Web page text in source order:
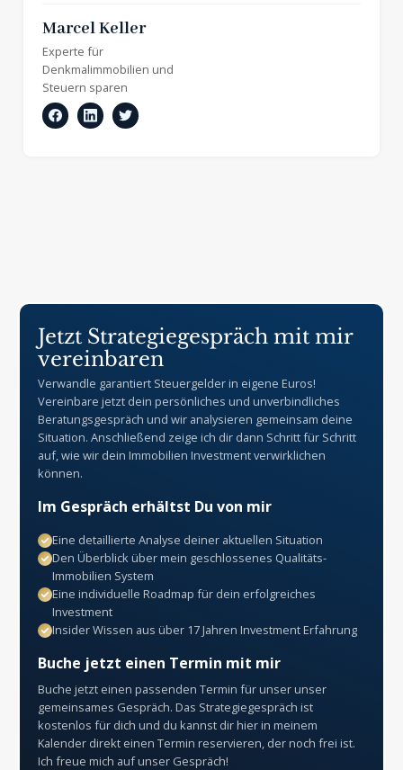
Marcel Keller
Experte für
Denkmalimmobilien und
Steuern sparen
Jetzt Strategiegespräch mit mir
vereinbaren
Verwandle garantiert Steuergelder in eigene Euros!
Vereinbare jetzt dein persönliches und unverbindliches
Beratungsgespräch und wir analysieren gemeinsam deine
Situation. Anschließend zeige ich dir dann Schritt für Schritt
auf, wie wir dein Immobilien Investment verwirklichen
können.
Im Gespräch erhältst Du von mir
Eine detaillierte Analyse deiner aktuellen Situation
Den Überblick über mein geschlossenes Qualitäts-
Immobilien System
Eine individuelle Roadmap für dein erfolgreiches
Investment
Insider Wissen aus über 17 Jahren Investment Erfahrung
Buche jetzt einen Termin mit mir
Buche jetzt einen passenden Termin für unser unser
gemeinsames Gespräch. Das Strategiegespräch ist
kostenlos für dich und du kannst dir hier in meinem
Kalender direkt einen Termin reservieren, der noch frei ist.
Ich freue mich auf unser Gespräch!